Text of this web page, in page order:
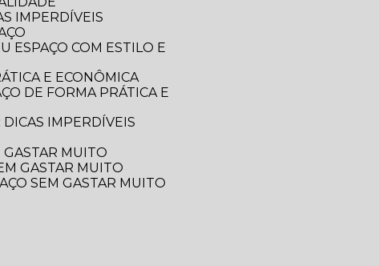
IMPERDÍVEIS
E ECONÔMICA
DICAS IMPERDÍVEIS
GASTAR MUITO
GASTAR MUITO
SEM GASTAR MUITO